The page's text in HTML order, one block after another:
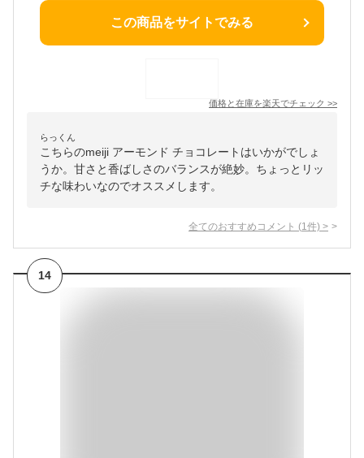
この商品をサイトでみる
価格と在庫を楽天でチェック >>
らっくん
こちらのmeiji アーモンド チョコレートはいかがでしょ
うか。甘さと香ばしさのバランスが絶妙。ちょっとリッ
チな味わいなのでオススメします。
全てのおすすめコメント (1 件) >
14